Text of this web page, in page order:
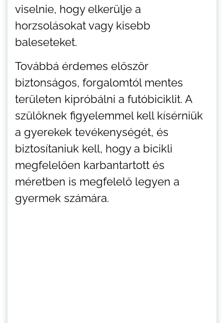
viselnie, hogy elkerülje a
horzsolásokat vagy kisebb
baleseteket.
Továbbá érdemes először
biztonságos, forgalomtól mentes
területen kipróbálni a futóbiciklit. A
szülőknek figyelemmel kell kísérniük
a gyerekek tevékenységét, és
biztosítaniuk kell, hogy a bicikli
megfelelően karbantartott és
méretben is megfelelő legyen a
gyermek számára.